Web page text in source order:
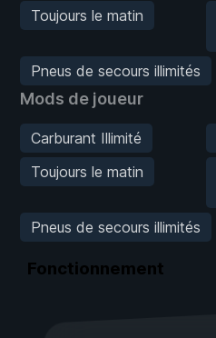
Toujours le matin
Pneus de secours illimités
Mods de joueur
Carburant Illimité
Toujours le matin
Pneus de secours illimités
Fonctionnement